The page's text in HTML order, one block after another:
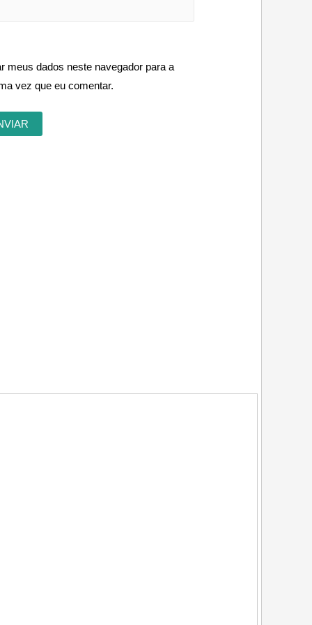
meus dados neste navegador para a
vez que eu comentar.